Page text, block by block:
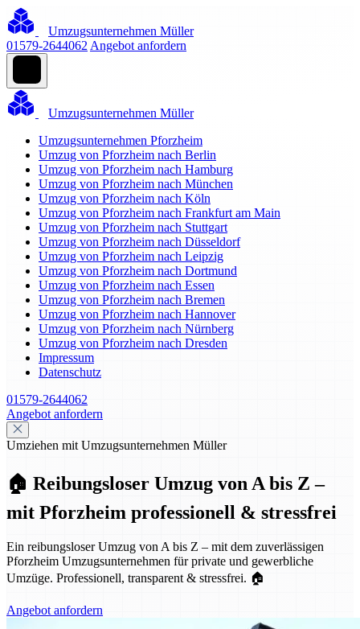
Umzugsunternehmen Müller
01579-2644062 Angebot anfordern
Umzugsunternehmen Müller
Umzugsunternehmen Pforzheim
Umzug von Pforzheim nach Berlin
Umzug von Pforzheim nach Hamburg
Umzug von Pforzheim nach München
Umzug von Pforzheim nach Köln
Umzug von Pforzheim nach Frankfurt am Main
Umzug von Pforzheim nach Stuttgart
Umzug von Pforzheim nach Düsseldorf
Umzug von Pforzheim nach Leipzig
Umzug von Pforzheim nach Dortmund
Umzug von Pforzheim nach Essen
Umzug von Pforzheim nach Bremen
Umzug von Pforzheim nach Hannover
Umzug von Pforzheim nach Nürnberg
Umzug von Pforzheim nach Dresden
Impressum
Datenschutz
01579-2644062
Angebot anfordern
Umziehen mit Umzugsunternehmen Müller
🏠 Reibungsloser Umzug von A bis Z –
mit Pforzheim professionell & stressfrei
Ein reibungsloser Umzug von A bis Z – mit dem zuverlässigen
Pforzheim Umzugsunternehmen für private und gewerbliche
Umzüge. Professionell, transparent & stressfrei. 🏠
Angebot anfordern